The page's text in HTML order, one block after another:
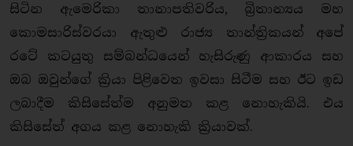
සිටින ඇමෙරිකා තානාපතිවරිය, බ්‍රිතාන්‍යය මහ
කොමසාරිස්වරයා ඇතුළු රාජ්‍ය තාන්ත්‍රිකයන් අපේ
රටේ කටයුතු සම්බන්ධයෙන් හැසිරුණු ආකාරය සහ
ඔබ ඔවුන්ගේ ක්‍රියා පිළිවෙත ඉවසා සිටීම සහ ඊට ඉඩ
ලබාදීම කිසිසේත්ම අනුමත කළ නොහැකියි. එය
කිසිසේත් අගය කළ නොහැකි ක්‍රියාවක්.